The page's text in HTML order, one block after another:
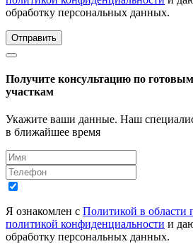
обработку персональных данных.
Отправить
Получите консультацию по
участкам
Укажите ваши данные. Наш
в ближайшее время
Я ознакомлен с Политикой в области
политикой конфиденциальности и
обработку персональных данных.